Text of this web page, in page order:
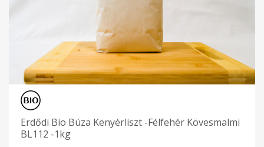
fehérbe, hogy teljes kiőrlésű lisztet állítsanak elő. Ellenőrizte:
Biokontroll Hungária Nonprofit Kft. HU-ÖKÖ-01
Erdődi Bio Búza Kenyérliszt -Félfehér Kövesmalmi
BL112 -1kg